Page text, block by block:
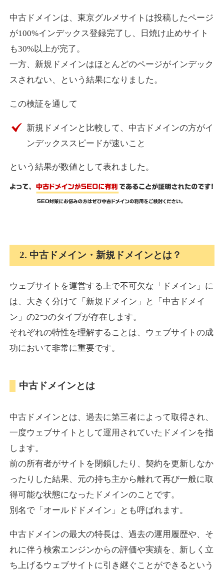
詳細を見る
10,800円 入札 0件
詳細を見る
express-soft.com
DA38 外部リンク数
10,800円 入札 0件
詳細を見る
fukuoka-marathon.com
torigirl-movie.com
ジャンルその他
DA38 外部リンク数 383 ドメイン年齢10年
10,800円 入札 0件
詳細を見る
vrnvroomn.com
ジャンル通販
DA
10,800円 入札 0件
ジャンルエンターテイメント
37
中古ドメインは、東京グルメサイトは投稿したページ
が100%インデックス登録完了し、日焼け止めサイト
も30%以上が完了。
一方、新規ドメインはほとんどのページがインデック
スされない、という結果になりました。
この検証を通して
新規ドメインと比較して、中古ドメインの方がイ
ンデックススピードが速いこと
という結果が数値として表れました。
2. 中古ドメイン・新規ドメインとは？
ウェブサイトを運営する上で不可欠な「ドメイン」に
は、大きく分けて「新規ドメイン」と「中古ドメイ
ン」の2つのタイプが存在します。
それぞれの特性を理解することは、ウェブサイトの成
功において非常に重要です。
中古ドメインとは
中古ドメインとは、過去に第三者によって取得され、
一度ウェブサイトとして運用されていたドメインを指
します。
前の所有者がサイトを閉鎖したり、契約を更新しなか
ったりした結果、元の持ち主から離れて再び一般に取
得可能な状態になったドメインのことです。
別名で「オールドドメイン」とも呼ばれます。
中古ドメインの最大の特長は、過去の運用履歴や、そ
れに伴う検索エンジンからの評価や実績を、新しく立
ち上げるウェブサイトに引き継ぐことができるという